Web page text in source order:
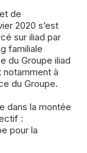
de
2020 s’est
sur iliad par
familiale
du Groupe iliad
à
du Groupe.
dans la montée
:
pour la